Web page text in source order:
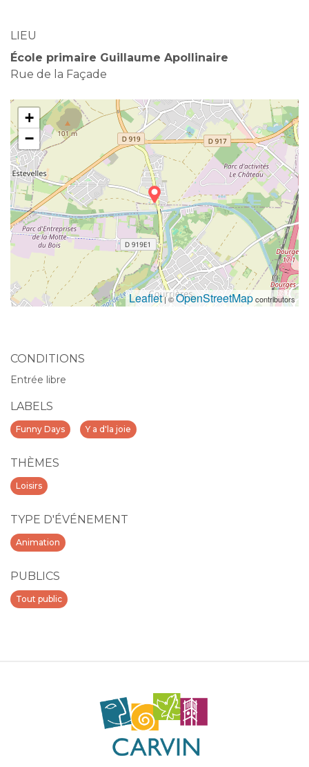
LIEU
École primaire Guillaume Apollinaire
Rue de la Façade
+
−
Leaflet| ©OpenStreetMapcontributors
CONDITIONS
Entrée libre
LABELS
Funny Days Y a d'la joie
THÈMES
Loisirs
TYPE D'ÉVÉNEMENT
Animation
PUBLICS
Tout public